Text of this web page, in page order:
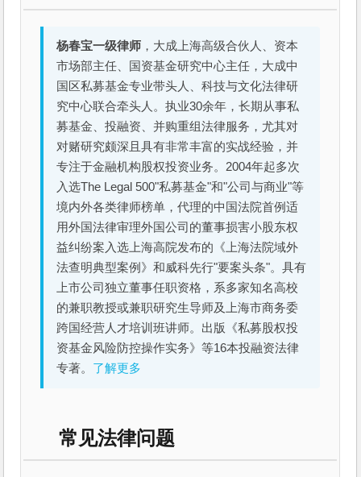
杨春宝一级律师 ，大成上海高级合伙人、资本
市场部主任、国资基金研究中心主任，大成中
国区私募基金专业带头人、科技与文化法律研
究中心联合牵头人。执业30余年，长期从事私
募基金、投融资、并购重组法律服务，尤其对
对赌研究颇深且具有非常丰富的实战经验，并
专注于金融机构股权投资业务。2004年起多次
入选The Legal 500"私募基金"和"公司与商业"等
境内外各类律师榜单，代理的中国法院首例适
用外国法律审理外国公司的董事损害小股东权
益纠纷案入选上海高院发布的《上海法院域外
法查明典型案例》和威科先行"要案头条"。具有
上市公司独立董事任职资格，系多家知名高校
的兼职教授或兼职研究生导师及上海市商务委
跨国经营人才培训班讲师。出版《私募股权投
资基金风险防控操作实务》等16本投融资法律
专著。 了解更多
常见法律问题